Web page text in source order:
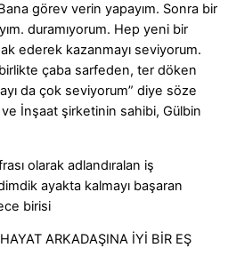
görev verin yapayım. Sonra bir
duramıyorum. Hep yeni bir
ederek kazanmayı seviyorum.
çaba sarfeden, ter döken
da çok seviyorum” diye söze
İnşaat şirketinin sahibi, Gülbin
olarak adlandıralan iş
ayakta kalmayı başaran
birisi
ARKADAŞINA İYİ BİR EŞ